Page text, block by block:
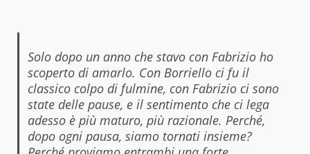
Solo dopo un anno che stavo con Fabrizio ho
scoperto di amarlo. Con Borriello ci fu il
classico colpo di fulmine, con Fabrizio ci sono
state delle pause, e il sentimento che ci lega
adesso è più maturo, più razionale. Perché,
dopo ogni pausa, siamo tornati insieme?